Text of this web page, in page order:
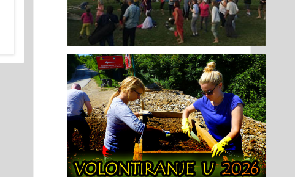
razvija kao važno lokalno
središte. Arheološki nalazi
potvrđujupostojanje rimske
arhitekture, uključujući...
Aleksandri Faber i
Nikolanciju, Škrip
predstavlja
najstarijekontinuirano
naselje na otoku Braču i
jedno...Detaljnije